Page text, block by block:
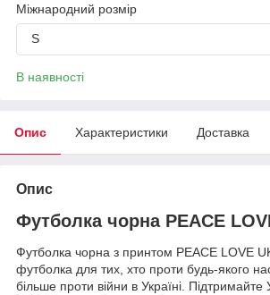
Міжнародний розмір
S
В наявності
Опис Характеристики Доставка
Опис
Футболка чорна PEACE
Футболка чорна з принтом PEACE LOVE
футболка для тих, хто проти будь-якого
більше проти війни в Україні. Підтримайте